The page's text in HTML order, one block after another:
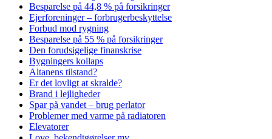
Besparelse på 44,8 % på forsikringer
Ejerforeninger – forbrugerbeskyttelse
Forbud mod rygning
Besparelse på 55 % på forsikringer
Den forudsigelige finanskrise
Bygningers kollaps
Altanens tilstand?
Er det lovligt at skralde?
Brand i lejligheder
Spar på vandet – brug perlator
Problemer med varme på radiatoren
Elevatorer